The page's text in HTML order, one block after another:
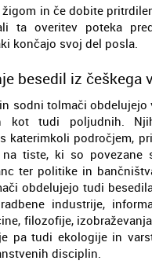
in če dobite
ta overitev poteka
končajo svoj del posla.
besedil iz češkega
sodni tolmači obdelujejo
kot tudi poljudnih.
katerimkoli področjem,
na tiste, ki so povezane
ter politike in
obdelujejo tudi
industrije,
filozofije,
pa tudi ekologije in
disciplin.